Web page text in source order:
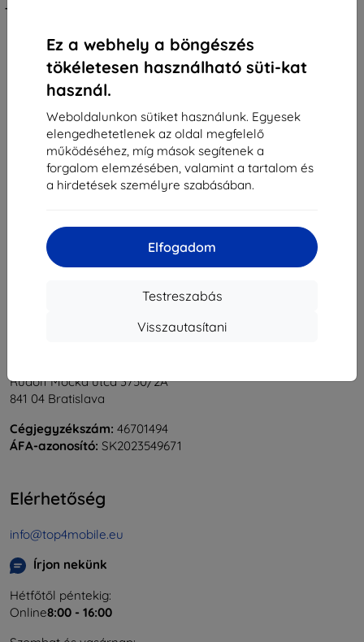
Ez a webhely a böngészés
tökéletesen használható süti-kat
használ.
Weboldalunkon sütiket használunk. Egyesek
elengedhetetlenek az oldal megfelelő
működéséhez, míg mások segítenek a
forgalom elemzésében, valamint a tartalom és
a hirdetések személyre szabásában.
Elfogadom
Testreszabás
Visszautasítani
TECH Activeband Progress MT868
4 490 Ft
1 791 Ft
Utolsó darab raktáron
« 1
Rudolf Mocka utca 3750/2A
841 04 Bratislava
Cégjegyzékszám: 46701494
ÁFA-azonosító: SK2023549671
Elérhetőség
info@top4mobile.eu
Írjon nekünk
Hétfőtől péntekig:
Online8:00 - 16:00